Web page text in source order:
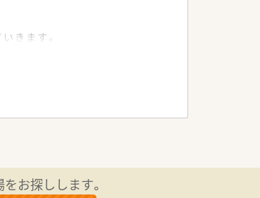
きます。
的です。
お探しします。